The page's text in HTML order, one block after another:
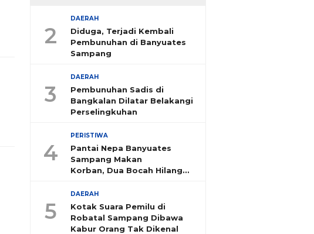
2
DAERAH
Diduga, Terjadi Kembali
Pembunuhan di Banyuates
Sampang
3
DAERAH
Pembunuhan Sadis di
Bangkalan Dilatar Belakangi
Perselingkuhan
4
PERISTIWA
Pantai Nepa Banyuates
Sampang Makan
Korban, Dua Bocah Hilang
5
DAERAH
Kotak Suara Pemilu di
Robatal Sampang Dibawa
Kabur Orang Tak Dikenal